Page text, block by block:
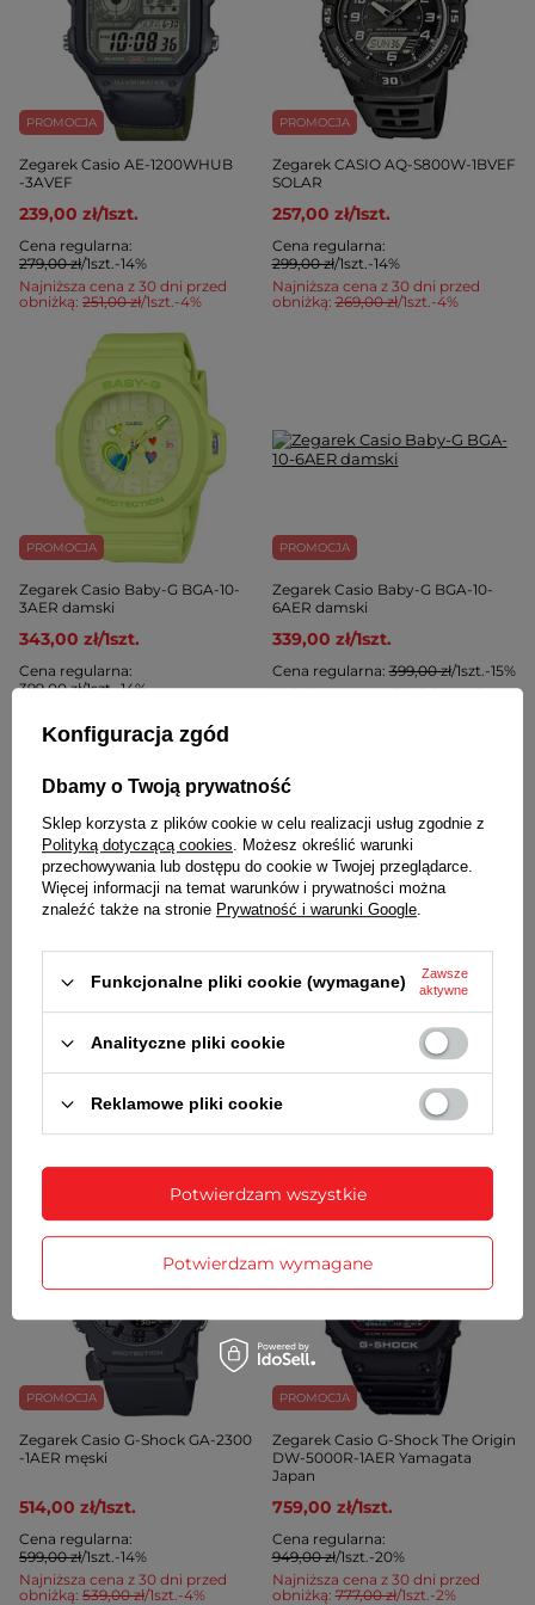
PROMOCJA
Zegarek Casio AE-1200WHUB
-3AVEF
239,00 zł/1szt.
Najniższa cena z 30 dni przed
obniżką: 251,00 zł/1szt.-4%
Cena regularna:
279,00 zł/1szt.-14%
PROMOCJA
Zegarek CASIO AQ-S800W-1BVEF
SOLAR
257,00 zł/1szt.
Najniższa cena z 30 dni przed
obniżką:269,00 zł/1szt.-4%
Cena regularna:
299,00 zł/1szt.-14%
PROMOCJA
Zegarek Casio Baby-G BGA-10-
3AER damski
343,00 zł/1szt.
obniżką:359,00 zł/1szt. -4%
Cena regularna:
399,00 zł/1szt.-14%
PROMOCJA
Zegarek Casio Baby-G BGA-10-
6AER damski
339,00 zł/1szt.
Najniższa cena z 30 dni przed
Cena regularna:399,00 zł/1szt.-15%
PROMOCJA
Zegarek Casio Baby-G BGA-10-
7AER damski
Najniższa cena z 30 dni przed
Cena regularna:
399,00 zł
szt.-14%
PROMOCJA
Zegarek Casio Edifice Momentum
EFV-100D-1AVUEF
Najniższa cena z 30 dni przed
Cena regularna:
449,00 zł
PROMOCJA
Zegarek Casio G-Shock GA-2300
-1AER męski
514,00 zł/1szt.
Najniższa cena z 30 dni przed
obniżką: 539,00 zł/1szt.-4%
Cena regularna:
599,00 zł/1szt.-14%
PROMOCJA
Zegarek Casio G-Shock The Origin
DW-5000R-1AER Yamagata
Japan
759,00 zł/1szt.
Najniższa cena z 30 dni przed
obniżką:777,00 zł/1szt.-2%
Cena regularna:
949,00 zł/1szt.-20%
Konfiguracja zgód
Dbamy o Twoją prywatność
Sklep korzysta z plików cookie w celu realizacji usług zgodnie z
Polityką dotyczącą cookies. Możesz określić warunki
przechowywania lub dostępu do cookie w Twojej przeglądarce.
Więcej informacji na temat warunków i prywatności można
znaleźć także na stronie Prywatność i warunki Google.
Funkcjonalne pliki cookie (wymagane)
Zawsze
aktywne
Analityczne pliki cookie
Reklamowe pliki cookie
Potwierdzam wymagane
Potwierdzam wszystkie